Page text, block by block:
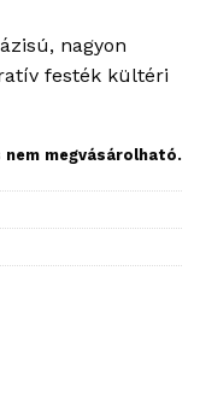
nagyon
festék kültéri
megvásárolható.